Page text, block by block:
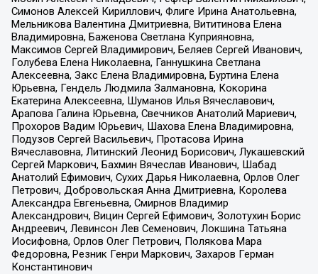
Симонов Алексей Кириллович, Флиге Ирина Анатольевна,
Мельникова Валентина Дмитриевна, Вититинова Елена
Владимировна, Баженова Светлана Куприяновна,
Максимов Сергей Владимирович, Беляев Сергей Иванович,
Голубева Елена Николаевна, Ганнушкина Светлана
Алексеевна, Закс Елена Владимировна, Буртина Елена
Юрьевна, Гендель Людмила Залмановна, Кокорина
Екатерина Алексеевна, Шуманов Илья Вячеславович,
Арапова Галина Юрьевна, Свечников Анатолий Мариевич,
Прохоров Вадим Юрьевич, Шахова Елена Владимировна,
Подузов Сергей Васильевич, Протасова Ирина
Вячеславовна, Литинский Леонид Борисович, Лукашевский
Сергей Маркович, Бахмин Вячеслав Иванович, Шабад
Анатолий Ефимович, Сухих Дарья Николаевна, Орлов Олег
Петрович, Добровольская Анна Дмитриевна, Королева
Александра Евгеньевна, Смирнов Владимир
Александрович, Вицин Сергей Ефимович, Золотухин Борис
Андреевич, Левинсон Лев Семенович, Локшина Татьяна
Иосифовна, Орлов Олег Петрович, Полякова Мара
Федоровна, Резник Генри Маркович, Захаров Герман
Константинович